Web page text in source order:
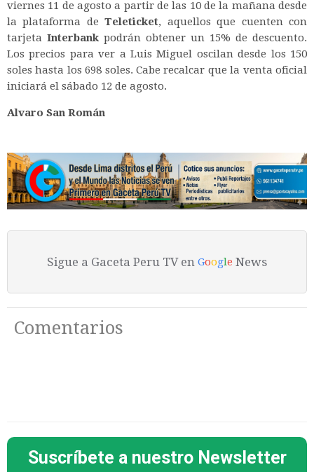
viernes 11 de agosto a partir de las 10 de la mañana desde
la plataforma deTeleticket, aquellos que cuenten con
tarjeta Interbank podrán obtener un 15% de descuento.
Los precios para ver a Luis Miguel oscilan desde los 150
soles hasta los 698 soles. Cabe recalcar que la venta oficial
iniciará el sábado 12 de agosto.
Alvaro San Román
Sigue a Gaceta Peru TV en Google News
Comentarios
Suscríbete a nuestro Newsletter